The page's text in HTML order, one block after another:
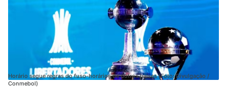
Horário segue regras do fuso-horários de outros países (Foto: Divulgação /
Conmebol)